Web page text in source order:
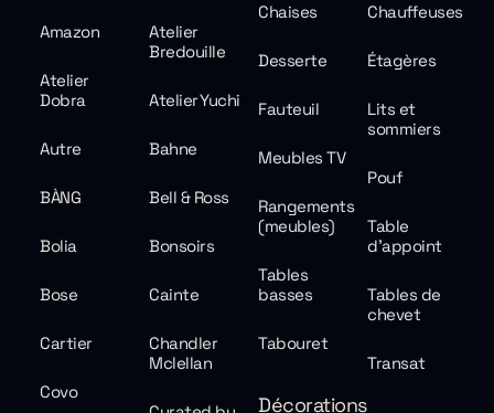
Amazon
Atelier
Bredouille
Atelier
Dobra
Atelier Yuchi
Autre Bahne
BÀNG Bell & Ross
Bolia Bonsoirs
Bose Cainte
Cartier
Chandler
Mclellan
Covo
Chaises Chauffeuses
Desserte Étagères
Fauteuil
Lits et
sommiers
Meubles TV
Pouf
Rangements
(meubles)
Table
d'appoint
Tables
basses
Tables de
chevet
Tabouret
Transat
Décorations